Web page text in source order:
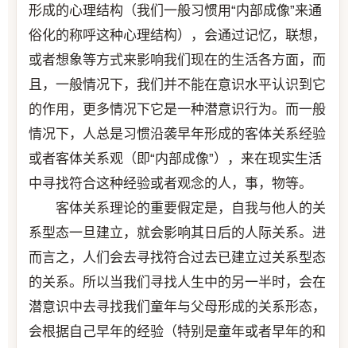
形成的心理结构（我们一般习惯用“内部成像”来通
俗化的称呼这种心理结构），会通过记忆，联想，
或者想象等方式来影响我们现在的生活各方面，而
且，一般情况下，我们并不能在意识水平认识到它
的作用，更多情况下它是一种潜意识行为。而一般
情况下，人总是习惯沿袭早年形成的客体关系经验
或者客体关系观（即“内部成像”），来在现实生活
中寻找符合这种经验或者观念的人，事，物等。
客体关系理论的重要假定是，自我与他人的关
系型态一旦建立，就会影响其日后的人际关系。进
而言之，人们会去寻找符合过去已建立过关系型态
的关系。所以当我们寻找人生中的另一半时，会在
潜意识中去寻找我们童年与父母形成的关系形态，
会根据自己早年的经验（特别是童年或者早年的和